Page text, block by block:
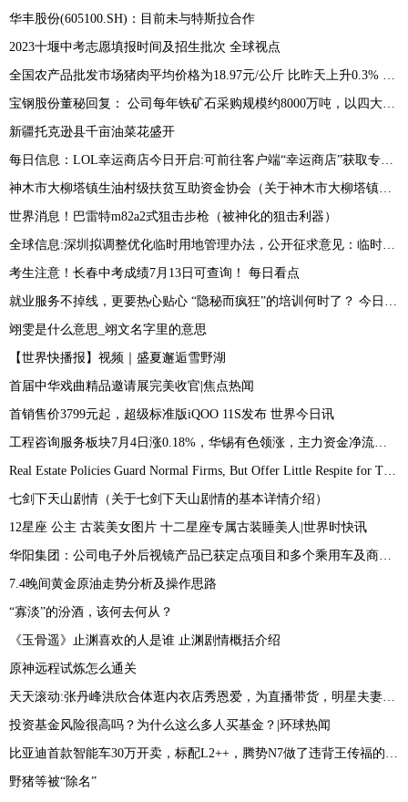
华丰股份(605100.SH)：目前未与特斯拉合作
2023十堰中考志愿填报时间及招生批次 全球视点
全国农产品批发市场猪肉平均价格为18.97元/公斤 比昨天上升0.3% 最新
宝钢股份董秘回复： 公司每年铁矿石采购规模约8000万吨，以四大矿为主，近年来公司积极拓展非主流矿山资源-环球看热讯
新疆托克逊县千亩油菜花盛开
每日信息：LOL幸运商店今日开启:可前往客户端“幸运商店”获取专属皮肤折扣
神木市大柳塔镇生油村级扶贫互助资金协会（关于神木市大柳塔镇生油村级扶贫互助资金协会介绍）
世界消息！巴雷特m82a2式狙击步枪（被神化的狙击利器）
全球信息:深圳拟调整优化临时用地管理办法，公开征求意见：临时用地使用期限一般不超过2年
考生注意！长春中考成绩7月13日可查询！ 每日看点
就业服务不掉线，更要热心贴心 “隐秘而疯狂”的培训何时了？ 今日快讯
翊雯是什么意思_翊文名字里的意思
【世界快播报】视频｜盛夏邂逅雪野湖
首届中华戏曲精品邀请展完美收官|焦点热闻
首销售价3799元起，超级标准版iQOO 11S发布 世界今日讯
工程咨询服务板块7月4日涨0.18%，华锡有色领涨，主力资金净流出8419.79万元
Real Estate Policies Guard Normal Firms, But Offer Little Respite for Troubled Ones|环球快播报
七剑下天山剧情（关于七剑下天山剧情的基本详情介绍）
12星座 公主 古装美女图片 十二星座专属古装睡美人|世界时快讯
华阳集团：公司电子外后视镜产品已获定点项目和多个乘用车及商用车预研项目_今日热议
7.4晚间黄金原油走势分析及操作思路
“寡淡”的汾酒，该何去何从？
《玉骨遥》止渊喜欢的人是谁 止渊剧情概括介绍
原神远程试炼怎么通关
天天滚动:张丹峰洪欣合体逛内衣店秀恩爱，为直播带货，明星夫妻只剩利益？
投资基金风险很高吗？为什么这么多人买基金？|环球热闻
比亚迪首款智能车30万开卖，标配L2++，腾势N7做了违背王传福的决定 世界播报
野猪等被“除名”